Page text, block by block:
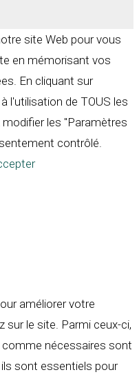
site Web pour vous
en mémorisant vos
En cliquant sur
l'utilisation de TOUS les
les "Paramètres
contrôlé.
améliorer votre
sur le site. Parmi ceux-ci,
nécessaires sont
sont essentiels pour